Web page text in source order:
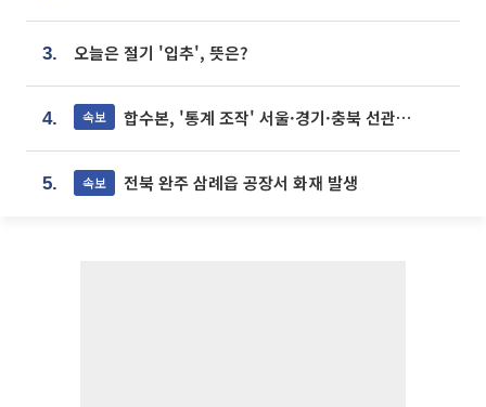
3. 오늘은 절기 '입추', 뜻은?
4. 속보 합수본, '통계 조작' 서울·경기·충북 선관위 등 추가 압수수색
5. 속보 전북 완주 삼례읍 공장서 화재 발생